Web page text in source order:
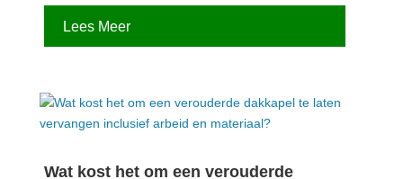
Lees Meer
Wat kost het om een verouderde